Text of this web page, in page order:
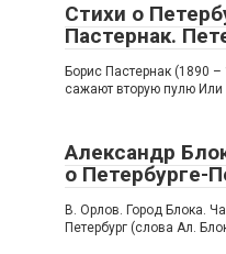
Стихи о
Пастернак.
Борис Пастернак (1890
сажают вторую пулю Или
Александр
о Петербурге-
В. Орлов. Город Блока.
Петербург (слова Ал.